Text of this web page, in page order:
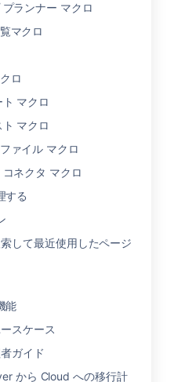
ランナー マクロ
マクロ
ロ
マクロ
マクロ
ァイル マクロ
ネクタ マクロ
する
して最近使用したページ
能
スケース
ガイド
から Cloud への移行計